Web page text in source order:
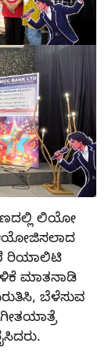
ಲಿಯೋ
ರಿಯಾಲಿಟಿ
ಮಾತನಾಡಿ
ಬೆಳೆಸುವ